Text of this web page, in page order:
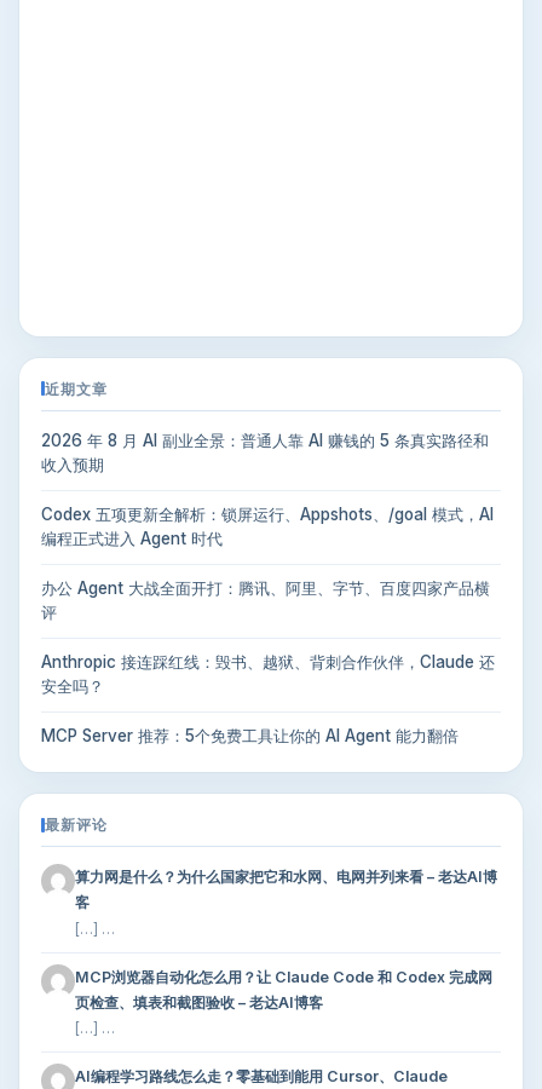
近期文章
2026 年 8 月 AI 副业全景：普通人靠 AI 赚钱的 5 条真实路径和
收入预期
Codex 五项更新全解析：锁屏运行、Appshots、/goal 模式，AI
编程正式进入 Agent 时代
办公 Agent 大战全面开打：腾讯、阿里、字节、百度四家产品横
评
Anthropic 接连踩红线：毁书、越狱、背刺合作伙伴，Claude 还
安全吗？
MCP Server 推荐：5个免费工具让你的 AI Agent 能力翻倍
最新评论
算力网是什么？为什么国家把它和水网、电网并列来看 – 老达AI博
客
[…] …
MCP浏览器自动化怎么用？让 Claude Code 和 Codex 完成网
页检查、填表和截图验收 – 老达AI博客
[…] …
AI编程学习路线怎么走？零基础到能用 Cursor、Claude